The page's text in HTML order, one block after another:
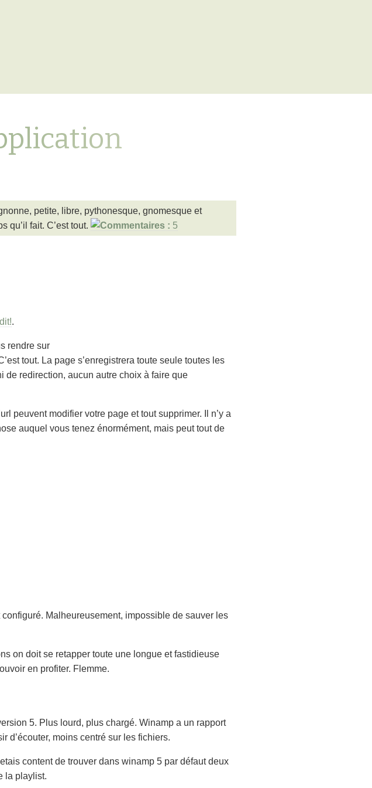
petite, libre, pythonesque, gnomesque et
qu’il fait. C’est tout.
5
.
rendre sur
tout. La page s’enregistrera toute seule toutes les
de redirection, aucun autre choix à faire que
peuvent modifier votre page et tout supprimer. Il n’y a
auquel vous tenez énormément, mais peut tout de
Malheureusement, impossible de sauver les
on doit se retapper toute une longue et fastidieuse
en profiter. Flemme.
5. Plus lourd, plus chargé. Winamp a un rapport
d’écouter, moins centré sur les fichiers.
content de trouver dans winamp 5 par défaut deux
la playlist.